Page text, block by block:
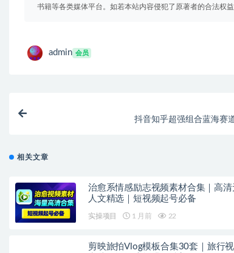
书籍等各类媒体平台。如若本站内容侵犯了原著者的合法权
admin 会员
抖音知乎超强组合蓝海赛
相关文章
治愈系情感励志视频素材合集｜高
人文精选｜短视频起号必备
实操项目 1 月前 22
剪映旅拍Vlog模板合集30套｜旅行